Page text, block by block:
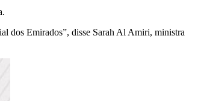
dos Emirados”, disse Sarah Al Amiri, ministra